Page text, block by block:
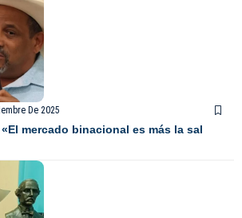
De 2025
mercado binacional es más la sal